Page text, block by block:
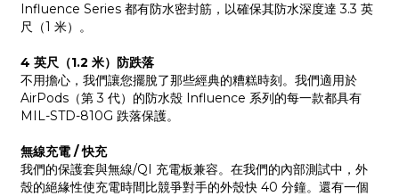
Influence Series 都有防水密封筋，以確保其防水深度達 3.3 英
尺（1 米）。
4 英尺（1.2 米）防跌落
不用擔心，我們讓您擺脫了那些經典的糟糕時刻。我們適用於
AirPods（第 3 代）的防水殼 Influence 系列的每一款都具有
MIL-STD-810G 跌落保護。
無線充電 / 快充
我們的保護套與無線/QI 充電板兼容。在我們的內部測試中，外
殼的絕緣性使充電時間比競爭對手的外殼快 40 分鐘。還有一個